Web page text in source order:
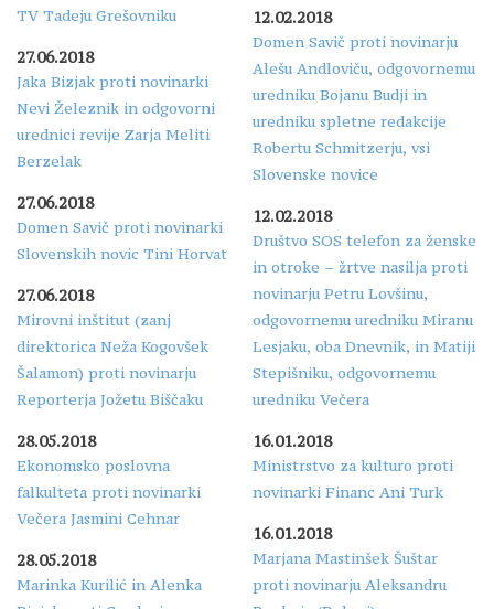
TV Tadeju Grešovniku
27.06.2018
Jaka Bizjak proti novinarki
Nevi Železnik in odgovorni
urednici revije Zarja Meliti
Berzelak
27.06.2018
Domen Savič proti novinarki
Slovenskih novic Tini Horvat
27.06.2018
Mirovni inštitut (zanj
direktorica Neža Kogovšek
Šalamon) proti novinarju
Reporterja Jožetu Biščaku
28.05.2018
Ekonomsko poslovna
falkulteta proti novinarki
Večera Jasmini Cehnar
28.05.2018
Marinka Kurilić in Alenka
12.02.2018
Domen Savič proti novinarju
Alešu Andloviču, odgovornemu
uredniku Bojanu Budji in
uredniku spletne redakcije
Robertu Schmitzerju, vsi
Slovenske novice
12.02.2018
Društvo SOS telefon za ženske
in otroke – žrtve nasilja proti
novinarju Petru Lovšinu,
odgovornemu uredniku Miranu
Lesjaku, oba Dnevnik, in Matiji
Stepišniku, odgovornemu
uredniku Večera
16.01.2018
Ministrstvo za kulturo proti
novinarki Financ Ani Turk
16.01.2018
Marjana Mastinšek Šuštar
proti novinarju Aleksandru